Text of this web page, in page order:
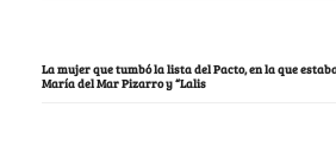
La mujer que tumbó la lista del Pacto, en la que
María del Mar Pizarro y “Lalis